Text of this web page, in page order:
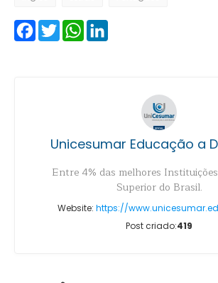
FacebookTwitterWhatsApp
Unicesumar Educação a
Entre 4% das melhores
Superior do Brasil.
Website: https://
Post criado:419